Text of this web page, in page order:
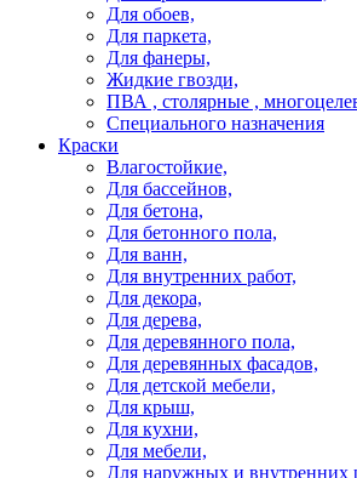
Для обоев,
Для паркета,
Для фанеры,
Жидкие гвозди,
ПВА , столярные ,
Специального назначения
Краски
Влагостойкие,
Для бассейнов,
Для бетона,
Для бетонного пола,
Для ванн,
Для внутренних работ,
Для декора,
Для дерева,
Для деревянного пола,
Для деревянных фасадов,
Для детской мебели,
Для крыш,
Для кухни,
Для мебели,
Для наружных и внутренних